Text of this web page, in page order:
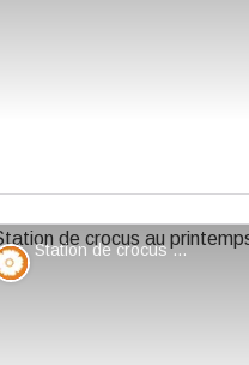
Voir l'image en
Voir l'image en
fientes qu’ils y laissent
rouge-orangé, faciles à
Station de crocus au printemps - Lucie Parmentier - CC Guillestrois-Queyras
Flore